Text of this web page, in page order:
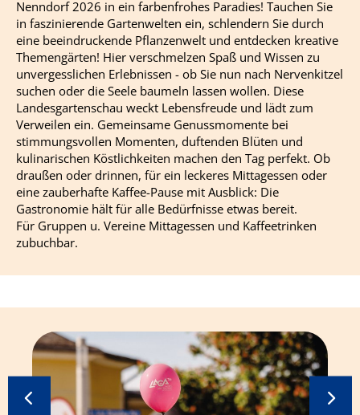
Nenndorf 2026 in ein farbenfrohes Paradies! Tauchen Sie
in faszinierende Gartenwelten ein, schlendern Sie durch
eine beeindruckende Pflanzenwelt und entdecken kreative
Themengärten! Hier verschmelzen Spaß und Wissen zu
unvergesslichen Erlebnissen - ob Sie nun nach Nervenkitzel
suchen oder die Seele baumeln lassen wollen. Diese
Landesgartenschau weckt Lebensfreude und lädt zum
Verweilen ein. Gemeinsame Genussmomente bei
stimmungsvollen Momenten, duftenden Blüten und
kulinarischen Köstlichkeiten machen den Tag perfekt. Ob
draußen oder drinnen, für ein leckeres Mittagessen oder
eine zauberhafte Kaffee-Pause mit Ausblick: Die
Gastronomie hält für alle Bedürfnisse etwas bereit.
Für Gruppen u. Vereine Mittagessen und Kaffeetrinken
zubuchbar.